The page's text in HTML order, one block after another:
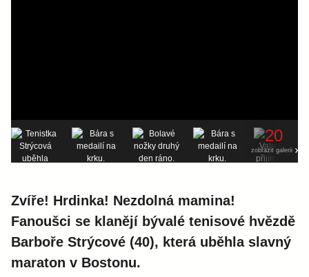
20
zobrazit galerii
Zvíře! Hrdinka! Nezdolná mamina!
Fanoušci se klanějí bývalé tenisové hvězdě
Barboře Strýcové (40), která uběhla slavný
maraton v Bostonu.